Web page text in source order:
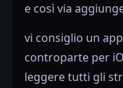
e così via
vi consiglio un
controparte per
leggere tutti gli